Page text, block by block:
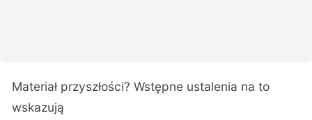
Materiał przyszłości? Wstępne ustalenia na to
wskazują